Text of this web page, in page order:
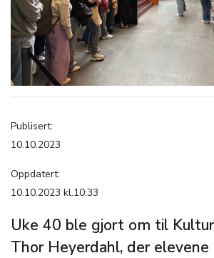
Publisert:
10.10.2023
Oppdatert:
10.10.2023 kl.10:33
Uke 40 ble gjort om til
Thor Heyerdahl, der elevene